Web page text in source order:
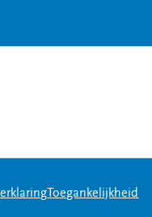
Toegankelijkheid